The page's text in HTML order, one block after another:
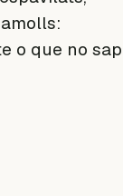
o que no sap